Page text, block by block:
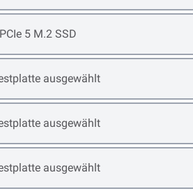
5 M.2 SSD
ausgewählt
ausgewählt
ausgewählt